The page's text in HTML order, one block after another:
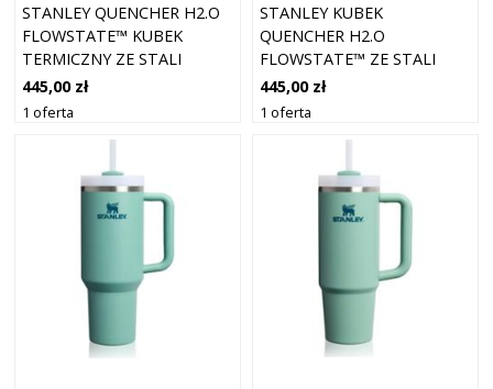
STANLEY QUENCHER H2.O
FLOWSTATE™ KUBEK
TERMICZNY ZE STALI
NIERDZEWNEJ ZE SŁOMKĄ
POMELO 590 ML
445,00 zł
1 oferta
STANLEY KUBEK
QUENCHER H2.O
FLOWSTATE™ ZE STALI
NIERDZEWNEJ ZE SŁOMKĄ,
MAŁA HORTENSJA, 590 ML
445,00 zł
1 oferta